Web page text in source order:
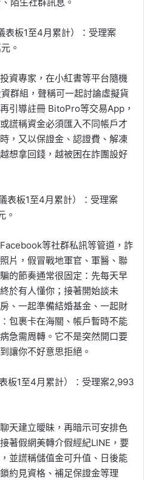
陌生社群訊息。
表板1至4月累計）：受理案
。
資專家，在小紅書等平台隨機
群組，聲稱可一起討論虛擬貨
引導註冊 BitoPro等交易App，
謊稱資金必須匯入不同帳戶才
，又以保證金、認證費、解凍
想拿回錢，越被困在詐團設好
表板1至4月累計）：受理案
。
等社群私訊等管道，詐
片，假冒戰地軍官、軍醫、聯
的節奏通常很固定：先每天早
於有人懂你；接著開始談未
、一起準備結婚基金、一起財
包裹卡在海關、帳戶暫時不能
急需周轉。它不是突然開口要
讓你不好意思拒絕。
表板1至4月累計）：受理案2,993
天建立曖昧，再暗示可安排色
著假網美轉介假經紀LINE，要
並謊稱儲值金可升值、日後能
約見資格、補足保證金等理